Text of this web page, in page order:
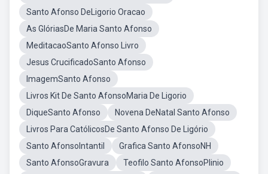
Santo Afonso DeLigorio Oracao
As GlóriasDe Maria Santo Afonso
MeditacaoSanto Afonso Livro
Jesus CrucificadoSanto Afonso
ImagemSanto Afonso
Livros Kit De Santo AfonsoMaria De Ligorio
DiqueSanto Afonso
Novena DeNatal Santo Afonso
Livros Para CatólicosDe Santo Afonso De Ligório
Santo AfonsoIntantil
Grafica Santo AfonsoNH
Santo AfonsoGravura
Teofilo Santo AfonsoPlinio